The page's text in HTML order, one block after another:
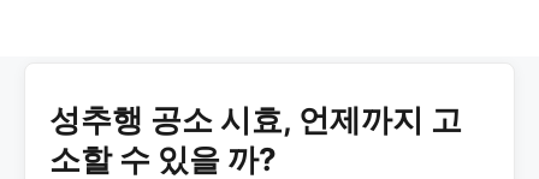
성추행 공소 시효, 언제까지 고
소할 수 있을 까?